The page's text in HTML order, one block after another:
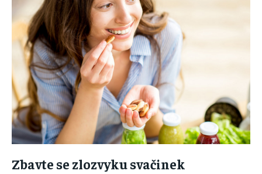
Zbavte se zlozvyku svačinek